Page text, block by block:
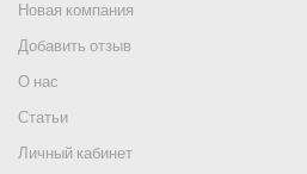
Новая компания
Добавить отзыв
О нас
Статьи
Личный кабинет